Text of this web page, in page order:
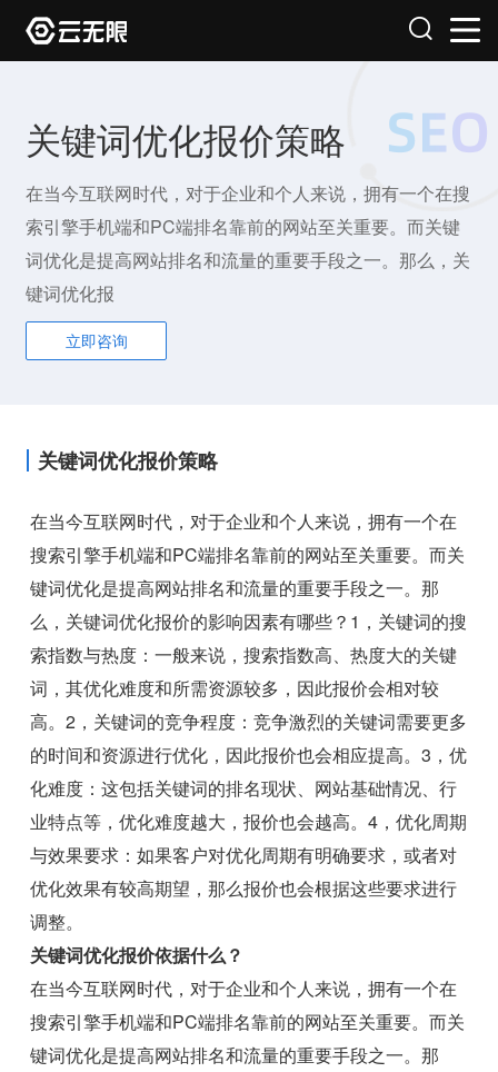
关键词优化报价策略
在当今互联网时代，对于企业和个人来说，拥有一个在搜
索引擎手机端和PC端排名靠前的网站至关重要。而关键
词优化是提高网站排名和流量的重要手段之一。那么，关
键词优化报
立即咨询
关键词优化报价策略
在当今互联网时代，对于企业和个人来说，拥有一个在
搜索引擎手机端和PC端排名靠前的网站至关重要。而关
键词优化是提高网站排名和流量的重要手段之一。那
么，关键词优化报价的影响因素有哪些？1，关键词的搜
索指数与热度：一般来说，搜索指数高、热度大的关键
词，其优化难度和所需资源较多，因此报价会相对较
高。2，关键词的竞争程度：竞争激烈的关键词需要更多
的时间和资源进行优化，因此报价也会相应提高。3，优
化难度：这包括关键词的排名现状、网站基础情况、行
业特点等，优化难度越大，报价也会越高。4，优化周期
与效果要求：如果客户对优化周期有明确要求，或者对
优化效果有较高期望，那么报价也会根据这些要求进行
调整。
关键词优化报价依据什么？
在当今互联网时代，对于企业和个人来说，拥有一个在
搜索引擎手机端和PC端排名靠前的网站至关重要。而关
键词优化是提高网站排名和流量的重要手段之一。那